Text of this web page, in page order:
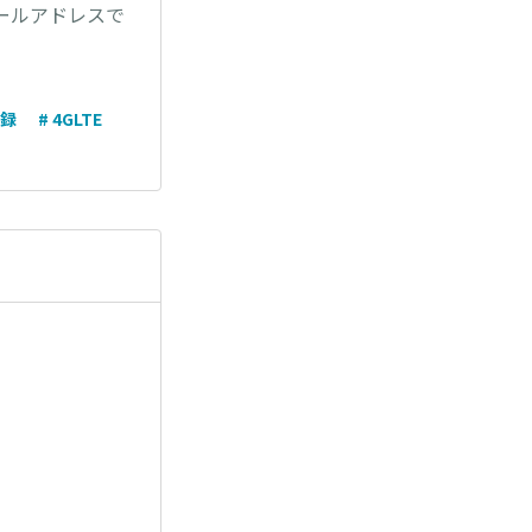
ルアドレスで
# 4GLTE